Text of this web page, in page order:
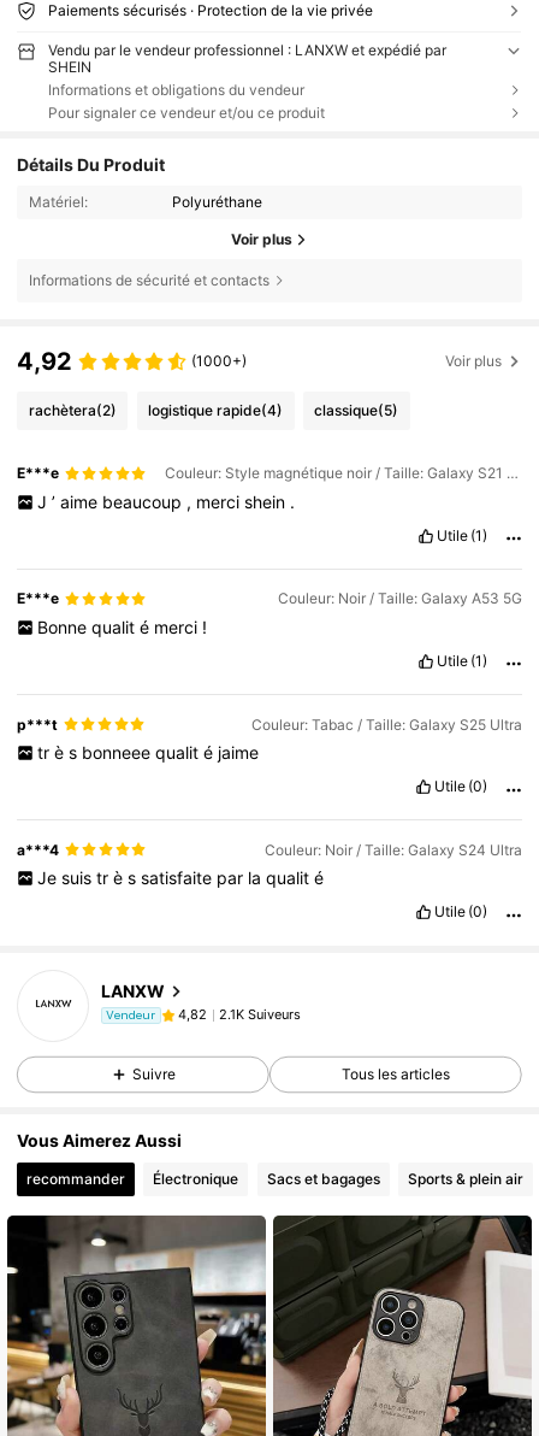
Paiements sécurisés · Protection de la vie privée
Vendu par le vendeur professionnel : LANXW et expédié par
SHEIN
Informations et obligations du vendeur
Pour signaler ce vendeur et/ou ce produit
Détails Du Produit
Matériel: Polyuréthane
Voir plus
Informations de sécurité et contacts
4,92 (1000+) Voir plus
rachètera(2) logistique rapide(4) classique(5)
E***e Couleur: Style magnétique noir / Taille: Galaxy S21 5G
J ’ aime beaucoup , merci shein .
Utile (1)
E***e Couleur: Noir / Taille: Galaxy A53 5G
Bonne qualit é merci !
Utile (1)
p***t Couleur: Tabac / Taille: Galaxy S25 Ultra
tr è s bonneee qualit é jaime
Utile (0)
a***4 Couleur: Noir / Taille: Galaxy S24 Ultra
Je suis tr è s satisfaite par la qualit é
Utile (0)
LANXW
Vendeur 4,82 2.1K Suiveurs
Suivre Tous les articles
Vous Aimerez Aussi
recommander Électronique Sacs et bagages Sports & plein air